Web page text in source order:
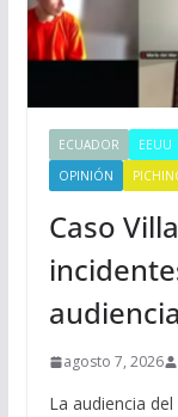
ECUADOR EEUU
OPINIÓN
Caso
agosto 7, 2026
La audiencia